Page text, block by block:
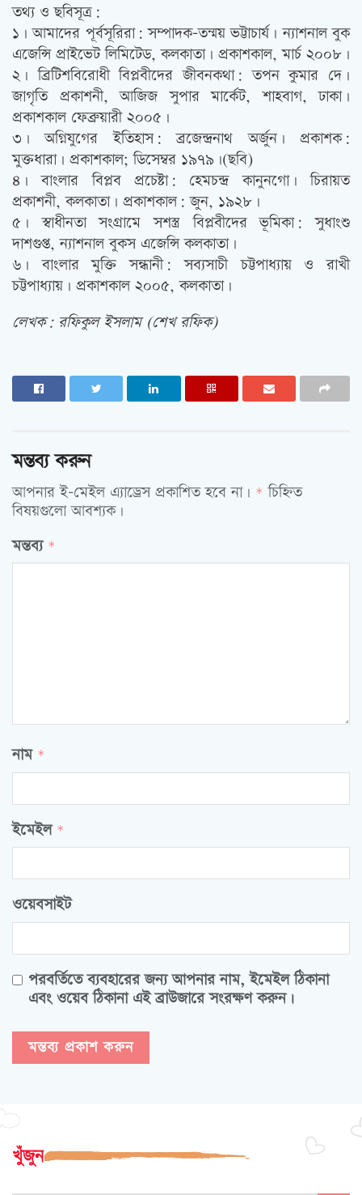
তথ্য ও ছবিসূত্র:
১। আমাদের পূর্বসূরিরা: সম্পাদক-তন্ময় ভট্টাচার্য। ন্যাশনাল বুক
এজেন্সি প্রাইভেট লিমিটেড, কলকাতা। প্রকাশকাল, মার্চ ২০০৮।
২। ব্রিটিশবিরোধী বিপ্লবীদের জীবনকথা: তপন কুমার দে।
জাগৃতি প্রকাশনী, আজিজ সুপার মার্কেট, শাহবাগ, ঢাকা।
প্রকাশকাল ফেব্রুয়ারী ২০০৫।
৩। অগ্নিযুগের ইতিহাস: ব্রজেন্দ্রনাথ অর্জুন। প্রকাশক:
মুক্তধারা। প্রকাশকাল; ডিসেম্বর ১৯৭৯।(ছবি)
৪। বাংলার বিপ্লব প্রচেষ্টা: হেমচন্দ্র কানুনগো। চিরায়ত
প্রকাশনী, কলকাতা। প্রকাশকাল: জুন, ১৯২৮।
৫। স্বাধীনতা সংগ্রামে সশস্ত্র বিপ্লবীদের ভূমিকা: সুধাংশু
দাশগুপ্ত, ন্যাশনাল বুকস এজেন্সি কলকাতা।
৬। বাংলার মুক্তি সন্ধানী: সব্যসাচী চট্টপাধ্যায় ও রাখী
চট্টপাধ্যায়। প্রকাশকাল ২০০৫, কলকাতা।
লেখক: রফিকুল ইসলাম (শেখ রফিক)
মন্তব্য করুন
আপনার ই-মেইল এ্যাড্রেস প্রকাশিত হবে না। * চিহ্নিত
বিষয়গুলো আবশ্যক।
মন্তব্য *
নাম *
ইমেইল *
ওয়েবসাইট
পরবর্তিতে ব্যবহারের জন্য আপনার নাম, ইমেইল ঠিকানা
এবং ওয়েব ঠিকানা এই ব্রাউজারে সংরক্ষণ করুন।
খুঁজুন